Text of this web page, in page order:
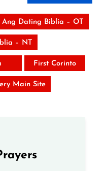
Ang Dating Biblia – OT
– NT
First Corinto
Main Site